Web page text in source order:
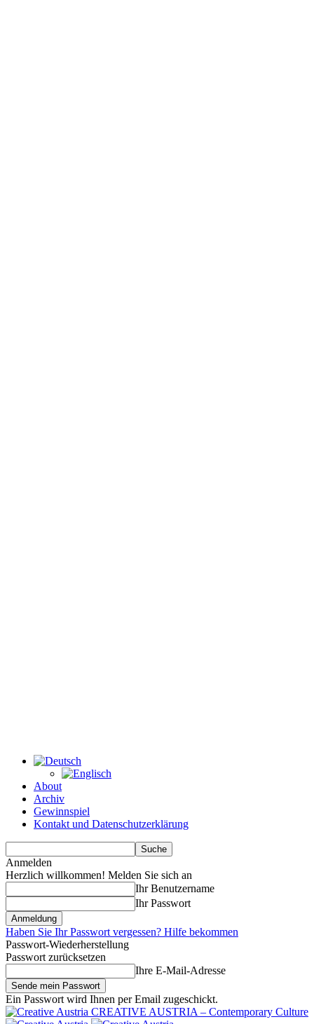
About
Archiv
Gewinnspiel
Kontakt und Datenschutzerklärung
Anmelden
Herzlich willkommen! Melden Sie sich an
Ihr Benutzername
Ihr Passwort
Haben Sie Ihr Passwort vergessen? Hilfe bekommen
Passwort-Wiederherstellung
Passwort zurücksetzen
Ihre E-Mail-Adresse
Ein Passwort wird Ihnen per Email zugeschickt.
CREATIVE AUSTRIA – Contemporary Culture